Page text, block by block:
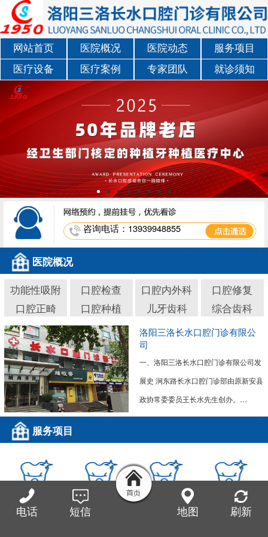
网站首页 医院概况 医院动态
服务项目
医疗设备
医疗案例 专家团队 就诊须知
咨询电话：13939948855
医院概况
功能性吸附 口腔检查 口腔内外科
口腔修复
口腔正畸
口腔种植 儿牙齿科 综合齿科
洛阳三洛长水口腔门诊有限公
司
一、洛阳三洛长水口腔门诊有限公司发
展史 涧东路长水口腔门诊部由原新安县
政协常委委员王长水先生创办。…
服务项目
功能性吸附义
齿
口腔检查 口腔内外科 口腔修复
电话 短信 地图 刷新